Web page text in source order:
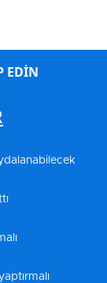
EDİN